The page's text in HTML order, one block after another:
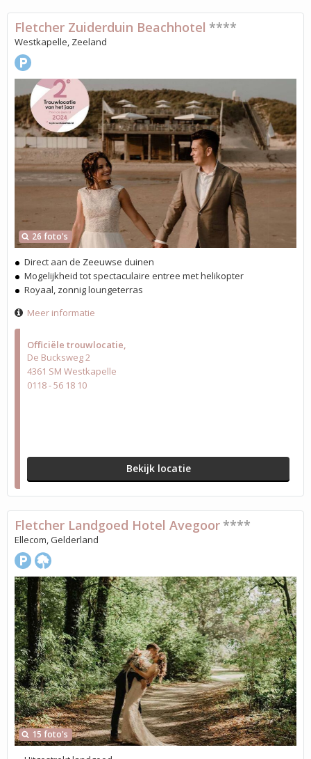
Officiële trouwlocatie
De Bucksweg 2
4361 SM Westkapelle
0118 - 56 18 10
Bekijk locatie
26 foto's
Fletcher Zuiderduin Beachhotel ****
Westkapelle, Zeeland
Direct aan de Zeeuwse duinen
Mogelijkheid tot spectaculaire entree met helikopter
Royaal, zonnig loungeterras
Meer informatie
15 foto's
Fletcher Landgoed Hotel Avegoor ****
Ellecom, Gelderland